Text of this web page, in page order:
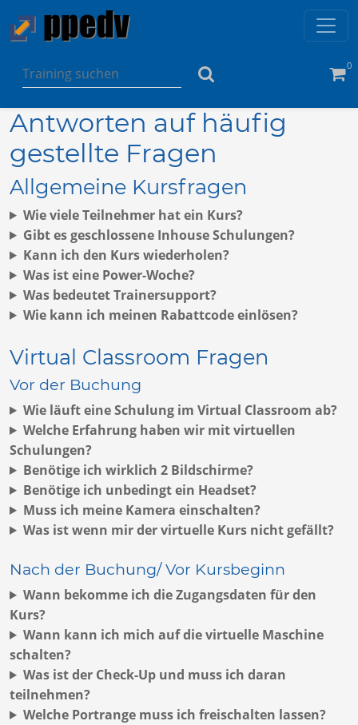
0
Antworten auf häufig
gestellte Fragen
Allgemeine Kursfragen
Wie viele Teilnehmer hat ein Kurs?
Gibt es geschlossene Inhouse Schulungen?
Kann ich den Kurs wiederholen?
Was ist eine Power-Woche?
Was bedeutet Trainersupport?
Wie kann ich meinen Rabattcode einlösen?
Virtual Classroom Fragen
Vor der Buchung
Wie läuft eine Schulung im Virtual Classroom ab?
Welche Erfahrung haben wir mit virtuellen
Schulungen?
Benötige ich wirklich 2 Bildschirme?
Benötige ich unbedingt ein Headset?
Muss ich meine Kamera einschalten?
Was ist wenn mir der virtuelle Kurs nicht gefällt?
Nach der Buchung/ Vor Kursbeginn
Wann bekomme ich die Zugangsdaten für den
Kurs?
Wann kann ich mich auf die virtuelle Maschine
schalten?
Was ist der Check-Up und muss ich daran
teilnehmen?
Welche Portrange muss ich freischalten lassen?